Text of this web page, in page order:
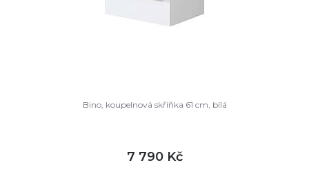
Bino, koupelnová skříňka 61 cm, bílá
7 790 Kč